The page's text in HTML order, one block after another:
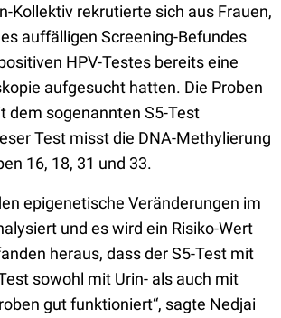
Kollektiv rekrutierte sich aus Frauen,
auffälligen Screening-Befundes
HPV-Testes bereits eine
aufgesucht hatten. Die Proben
dem sogenannten S5-Test
Test misst die DNA-Methylierung
16, 18, 31 und 33.
epigenetische Veränderungen im
und es wird ein Risiko-Wert
heraus, dass der S5-Test mit
sowohl mit Urin- als auch mit
gut funktioniert“, sagte Nedjai